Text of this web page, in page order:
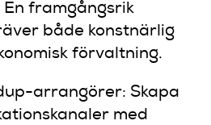
framgångsrik
både konstnärlig
förvaltning.
arrangörer: Skapa
med